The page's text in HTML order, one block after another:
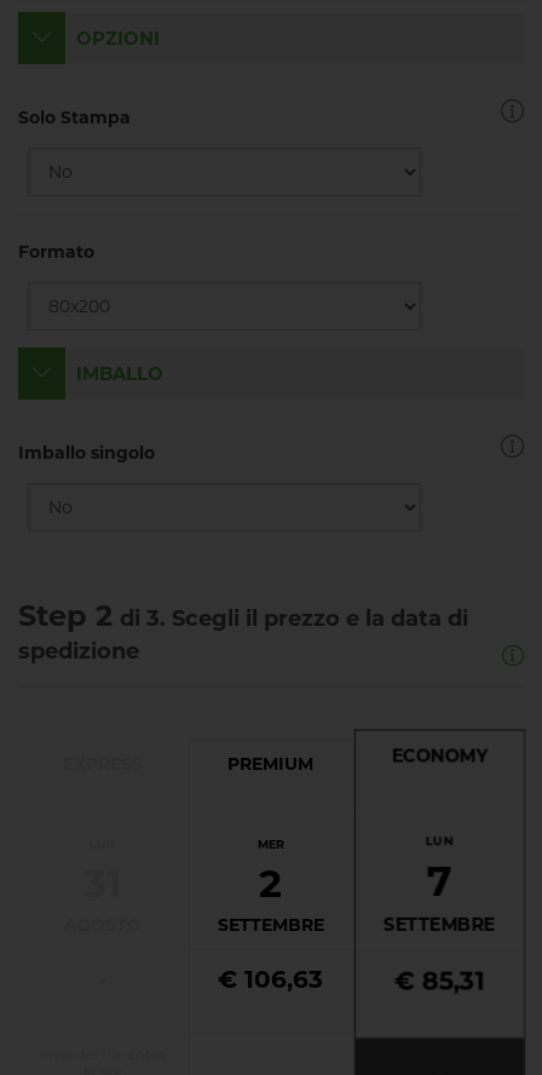
OPZIONI
Solo Stampa
Formato
IMBALLO
Imballo singolo
Step 2 di 3. Scegli il prezzo e la data di
spedizione
PREMIUM
MER
2
SETTEMBRE
€ 106,63
ECONOMY
LUN
7
SETTEMBRE
€ 85,31